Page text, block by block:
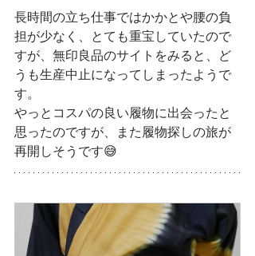
長時間の立ち仕事ではかかとや腰の負
担が少なく、とても重宝していたので
すが、無印良品のサイトをみると、ど
うも生産中止になってしまったようで
す。
やっとコスパの良い履物に出会ったと
思ったのですが、また履物探しの旅が
再開しそうです😅